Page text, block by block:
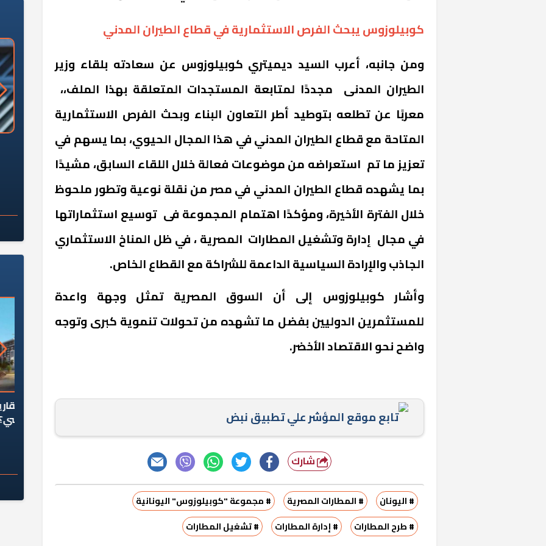
كوبيلوزوس يبحث الفرص الاستثمارية في قطاع الطيران المدني
ومن جانبه، أعرب السيد ديميتري كوبيلوزوس عن سعادته بلقاء وزير
الطيران المدنى مجددًا لمتابعة المستجدات المتعلقة بهذا الملف،،
معربًا عن تطلعه بتوطيد أطر التعاون البناء وبحث الفرص الاستثمارية
المتاحة مع قطاع الطيران المدني في هذا المجال الحيوي، بما يسهم في
تعزيز ما تم استعراضه من موضوعات فعالة خلال اللقاء السابق، مشيدًا
بما يشهده قطاع الطيران المدني في مصر من نقلة نوعية وتطور ملحوظ
خلال الفترة الأخيرة، ومؤكدًا اهتمام المجموعة فى توسيع استثماراتها
في مجال إدارة وتشغيل المطارات المصرية ، في ظل المناخ الاستثماري
الجاذب والإرادة السياسية الداعمة للشراكة مع القطاع الخاص.
وأشار كوبيلوزوس إلى أن السوق المصرية تمثل وجهة واعدة
للمستثمرين الدوليين بفضل ما تشهده من تحولات تنموية كبرى وتوجه
واضح نحو الاقتصاد الأخضر.
تابع موقع المؤشر علي تطبيق نبض
شارك
# اليونان # المطارات المصرية
# مجموعة "كوبيلوزوس" اليونانية
# طرح المطارات
# إدارة المطارات # تشغيل المطارات
«وزارة الآثار»: العُثور على 10 توابيت
خشبية بفناء مقبرة "باكي"
سلامة الغذاء: 285 ألف طن صادرات
غذائية في أسبوع
كان اختيار خريج معهد العاشر من
رمضان وزيرًا للإسكان قرارًا صائبًا؟
لماذا تخالف الشركات العقارية